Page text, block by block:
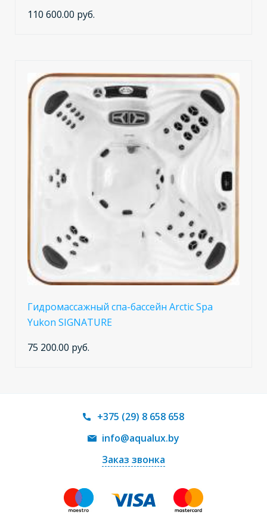
110 600.00 руб.
Гидромассажный спа-бассейн Arctic Spa
Yukon SIGNATURE
75 200.00 руб.
+375 (29) 8 658 658
info@aqualux.by
Заказ звонка